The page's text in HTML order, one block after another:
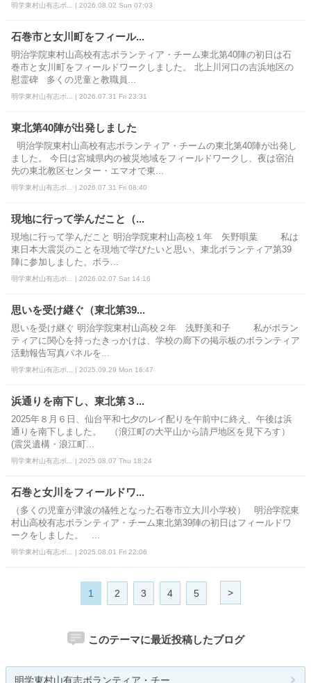
明学東村山有志ボ... | 2026.08.02 Sun 07:03
石巻市と女川町をフィール...
明治学院東村山高校有志ボランティア・チーム東北第40陣の初日は石
巻市と女川町をフィールドワークしました。 北上川河口の吉浜地区の
慰霊碑 多くの児童と教職員...
明学東村山有志ボ... | 2026.07.31 Fri 23:31
東北第40陣が出発しました
明治学院東村山高校有志ボランティア・チームの東北第40陣が出発し
ました。 今日は宮城県内の被災地域をフィールドワークし、夜は宿泊
先の東北教区センター・エマオで東...
明学東村山有志ボ... | 2026.07.31 Fri 08:40
現地に行って学んだこと（...
現地に行って学んだこと 明治学院東村山高校１年 矢野唄葉 私は
東日本大震災のことを現地で学びたいと思い、東北ボランティア第39
陣に参加しました。ボラ...
明学東村山有志ボ... | 2026.02.07 Sat 14:16
思いを受け継ぐ（東北第39...
思いを受け継ぐ 明治学院東村山高校２年 浅野美和子 私がボラン
ティアに関心を持ったきっかけは、学校の廊下の掲示板のボランティア
活動報告写真パネルを...
明学東村山有志ボ... | 2025.09.29 Mon 16:47
浜通りを南下し、東北第３...
2025年８月６日、仙台平和七夕のレイ配りを午前中に終え、午後は浜
通りを南下しました。 （浪江町の大平山から請戸地区を見下ろす）
(震災遺構・浪江町...
明学東村山有志ボ... | 2025.08.07 Thu 18:24
石巻と女川をフィールドワ...
（多くの児童が津波の犠牲となった石巻市立大川小学校） 明治学院東
村山高校有志ボランティア・チーム東北第39陣の初日はフィールドワ
ークをしました。 ...
明学東村山有志ボ... | 2025.08.01 Fri 22:06
1 2 3 4 5 >
このテーマに最近投稿したブログ
明学東村山有志ボランティア・チー...